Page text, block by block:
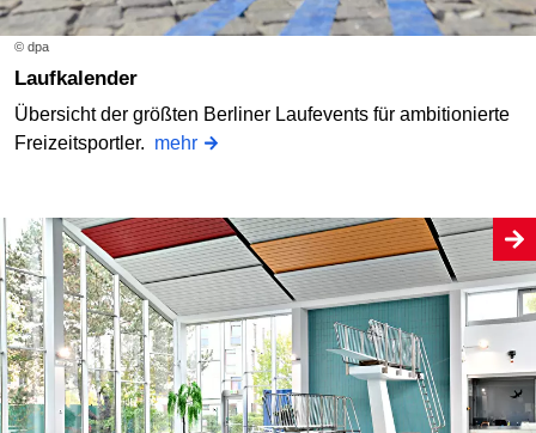
© dpa
Laufkalender
Übersicht der größten Berliner Laufevents für ambitionierte
Freizeitsportler. mehr